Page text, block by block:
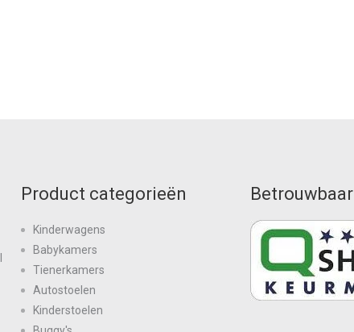
Product categorieën
Kinderwagens
Babykamers
Tienerkamers
Autostoelen
Kinderstoelen
Betrouwbaar